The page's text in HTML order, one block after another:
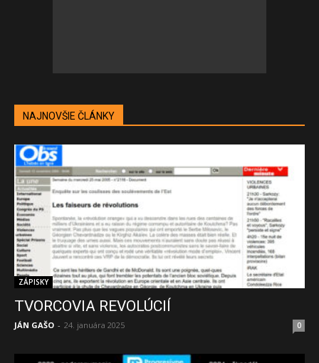
NAJNOVŠIE ČLÁNKY
ZÁPISKY
TVORCOVIA REVOLÚCIÍ
JÁN GAŠO - 24. januára 2025 0